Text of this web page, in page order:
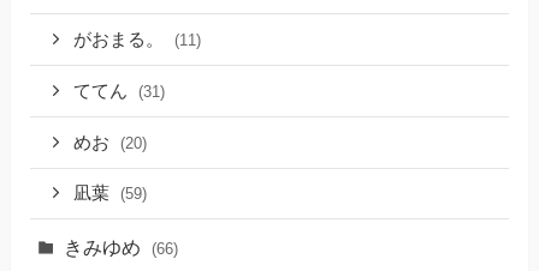
がおまる。 (11)
ててん (31)
めお (20)
凪葉 (59)
きみゆめ (66)